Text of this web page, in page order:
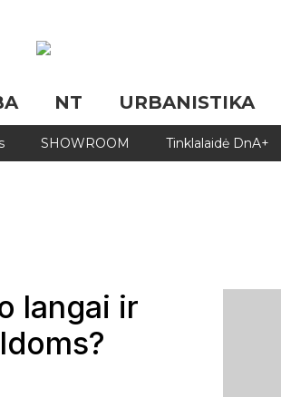
NT URBANISTIKA
SHOWROOM Tinklalaidė DnA+
langai ir